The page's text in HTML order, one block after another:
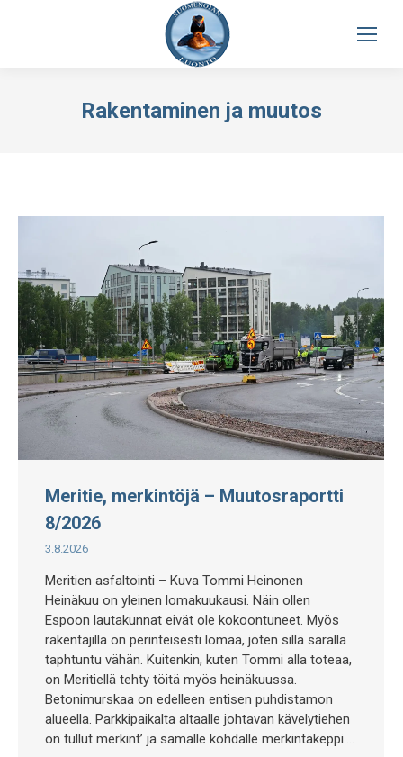
Rakentaminen ja muutos
Meritie, merkintöjä – Muutosraportti
8/2026
3.8.2026
Meritien asfaltointi – Kuva Tommi Heinonen
Heinäkuu on yleinen lomakuukausi. Näin ollen
Espoon lautakunnat eivät ole kokoontuneet. Myös
rakentajilla on perinteisesti lomaa, joten sillä saralla
taphtuntu vähän. Kuitenkin, kuten Tommi alla toteaa,
on Meritiellä tehty töitä myös heinäkuussa.
Betonimurskaa on edelleen entisen puhdistamon
alueella. Parkkipaikalta altaalle johtavan kävelytiehen
on tullut merkint’ ja samalle kohdalle merkintäkeppi.…